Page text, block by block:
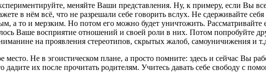
меняйте Ваши представления. Ну, к примеру, если Вы
в нём всё, что не разрешали себе говорить вслух. Не сдерживайте
а то и мерзким. Но потом его можно будет уничтожить. Рассматривайте
Ваше восприятие отношений и своей роли в них. Потом попробуйте
на проявления стереотипов, скрытых жалоб, самоуничижения и
место. Не в эгоистическом плане, а просто помните: здесь и сейчас Вы
их после прочитать родителям. Учитесь давать себе свободу с